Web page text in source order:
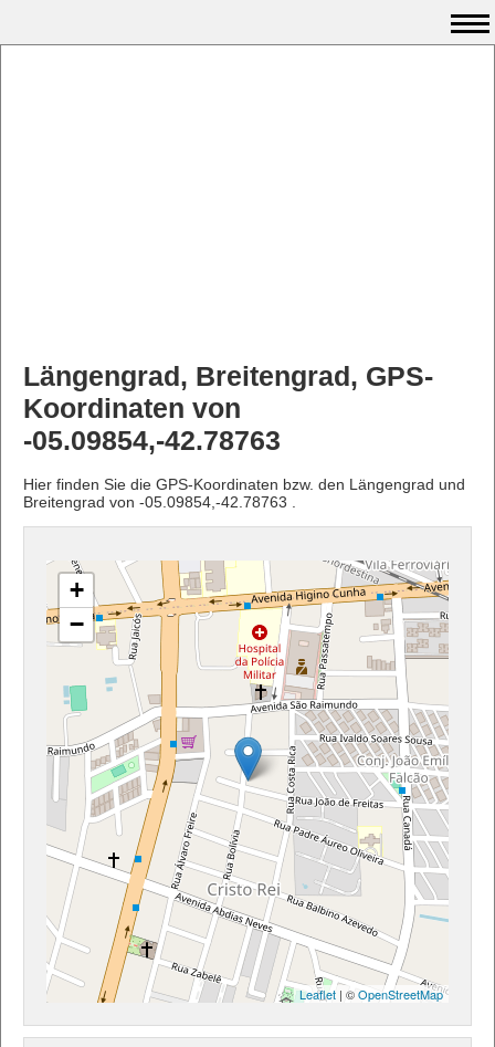
Längengrad, Breitengrad, GPS-
Koordinaten von
-05.09854,-42.78763
Hier finden Sie die GPS-Koordinaten bzw. den Längengrad und
Breitengrad von -05.09854,-42.78763 .
+
−
Leaflet | ©OpenStreetMap